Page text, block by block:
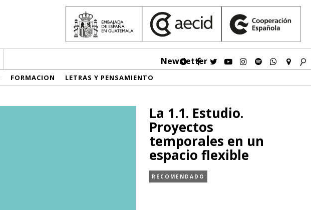
Newsletter
FORMACION LETRAS Y PENSAMIENTO
La 1.1. Estudio.
Proyectos
temporales en un
espacio flexible
RECOMENDADO